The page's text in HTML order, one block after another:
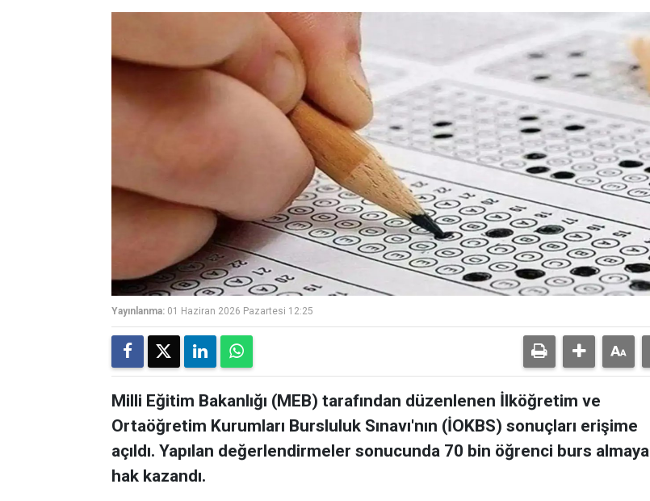
Yayınlanma: 01 Haziran 2026 Pazartesi 12:25
Milli Eğitim Bakanlığı (MEB) tarafından düzenlenen İlköğretim ve
Ortaöğretim Kurumları Bursluluk Sınavı'nın (İOKBS) sonuçları erişime
açıldı. Yapılan değerlendirmeler sonucunda 70 bin öğrenci burs almaya
hak kazandı.